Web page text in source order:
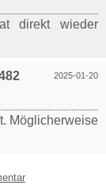
direkt wieder
2025-01-20
Möglicherweise